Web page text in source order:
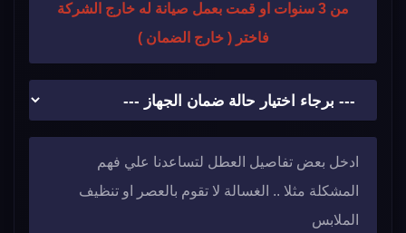
من 3 سنوات او قمت بعمل صيانة له خارج الشركة
فاختر ( خارج الضمان )